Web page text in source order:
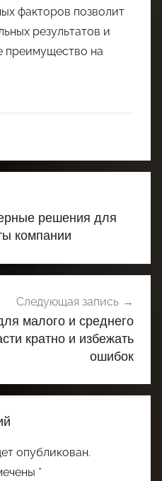
факторов позволит
результатов и
преимущество на
решения для
компании
Следующая запись
малого и среднего
кратно и избежать
ошибок
опубликован.
*